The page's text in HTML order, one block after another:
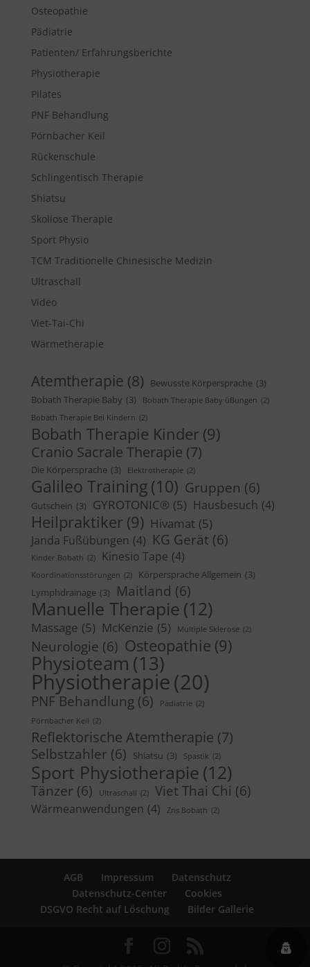
Osteopathie
Pädiatrie
Patienten/ Erfahrungsberichte
Physiotherapie
Pilates
PNF Behandlung
Pörnbacher Keil
Rückenschule
Schlingentisch Therapie
Shiatsu
Skoliose Therapie
Sport Physio
TCM Traditionelle Chinesische Medizin
Ultraschall
Video
Viet-Tai-Chi
Wärmetherapie
Atemtherapie (8) Bewusste Körpersprache (3)
Bobath Therapie Baby (3) Bobath Therapie Baby üBungen (2)
Bobath Therapie Bei Kindern (2)
Bobath Therapie Kinder (9)
Cranio Sacrale Therapie (7)
Die Körpersprache (3) Elektrotherapie (2)
Galileo Training(10) Gruppen (6)
Gutschein (3) GYROTONIC® (5) Hausbesuch (4)
Heilpraktiker (9) Hivamat (5)
Janda Fußübungen (4) KG Gerät (6)
Kinder Bobath (2) Kinesio Tape (4)
Koordinationsstörungen (2) Körpersprache Allgemein (3)
Lymphdrainage (3) Maitland (6)
Manuelle Therapie (12)
Massage (5) McKenzie (5) Multiple Sklerose (2)
Neurologie (6) Osteopathie (9)
Physioteam (13)
Physiotherapie(20)
PNF Behandlung (6) Pädiatrie (2)
Pörnbacher Keil (2)
Reflektorische Atemtherapie (7)
Selbstzahler (6) Shiatsu (3) Spastik (2)
Sport Physiotherapie (12)
Tänzer (6) Ultraschall (2) Viet Thai Chi (6)
Wärmeanwendungen (4) Zns Bobath (2)
AGB Impressum
Datenschutz
Datenschutz-Center
Cookies
DSGVO Recht auf Löschung
Bilder Gallerie